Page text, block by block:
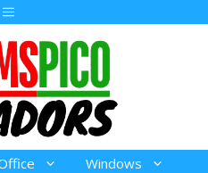
Menu
Windows